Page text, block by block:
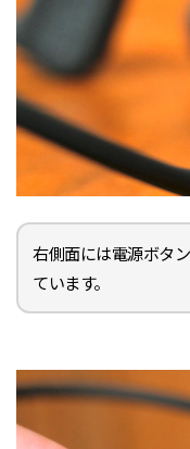
右側面には電源ボタ
ています。